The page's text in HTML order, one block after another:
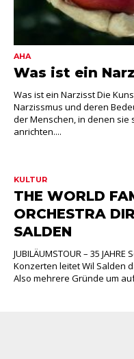
AHA
Was ist ein
Was ist ein Narzisst Die
Narzissmus und deren
der Menschen, in denen sie
anrichten....
KULTUR
THE WORLD
ORCHESTRA
SALDEN
JUBILÄUMSTOUR – 35
Konzerten leitet Wil Salden
Also mehrere Gründe um